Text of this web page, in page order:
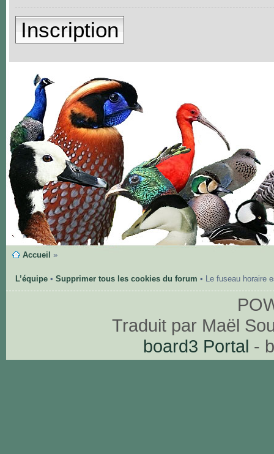
Inscription
Accueil »
L’équipe• Supprimer tous les cookies du forum • Le fuseau horaire
Traduit par Maël
board3 Portal -